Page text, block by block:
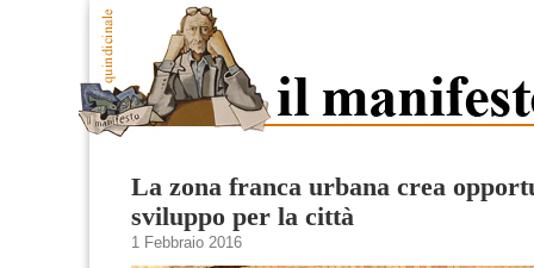
La zona franca urbana crea
sviluppo per la città
1 Febbraio 2016